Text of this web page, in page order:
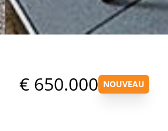
€ 650.000 NOUVEAU